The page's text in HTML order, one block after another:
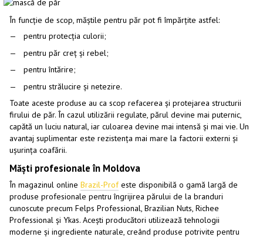
În funcție de scop, măștile pentru păr pot fi împărțite astfel:
pentru protecția culorii;
pentru păr creț și rebel;
pentru întărire;
pentru strălucire și netezire.
Toate aceste produse au ca scop refacerea și protejarea structurii
firului de păr. În cazul utilizării regulate, părul devine mai puternic,
capătă un luciu natural, iar culoarea devine mai intensă și mai vie. Un
avantaj suplimentar este rezistența mai mare la factorii externi și
ușurința coafării.
Măști profesionale în Moldova
În magazinul online Brazil-Profeste disponibilă o gamă largă de
produse profesionale pentru îngrijirea părului de la branduri
cunoscute precum Felps Professional, Brazilian Nuts, Richee
Professional și Ykas. Acești producători utilizează tehnologii
moderne și ingrediente naturale, creând produse potrivite pentru